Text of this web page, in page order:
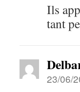
Ils
tant
23/06/